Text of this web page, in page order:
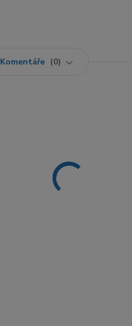
Komentáře 0